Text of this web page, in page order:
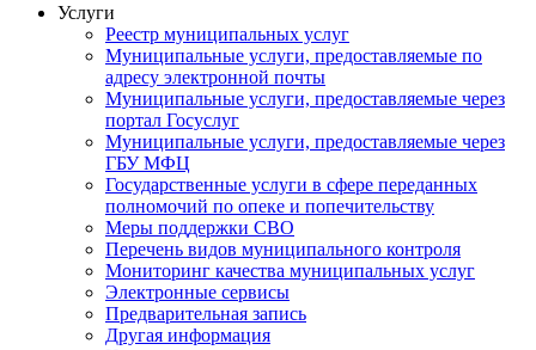
Услуги
Реестр муниципальных услуг
Муниципальные услуги, предоставляемые по
адресу электронной почты
Муниципальные услуги, предоставляемые через
портал Госуслуг
Муниципальные услуги, предоставляемые через
ГБУ МФЦ
Государственные услуги в сфере переданных
полномочий по опеке и попечительству
Меры поддержки СВО
Перечень видов муниципального контроля
Мониторинг качества муниципальных услуг
Электронные сервисы
Предварительная запись
Другая информация